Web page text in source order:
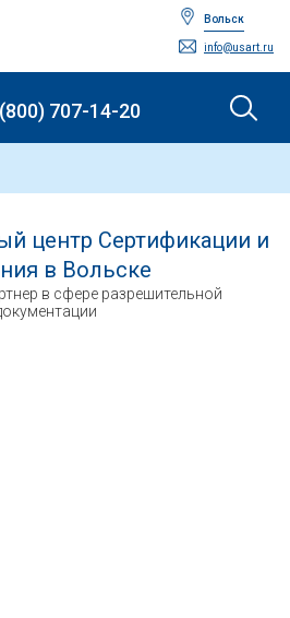
Вольск
info@usart.ru
707-14-20
центр Сертификации и
в Вольске
в сфере разрешительной